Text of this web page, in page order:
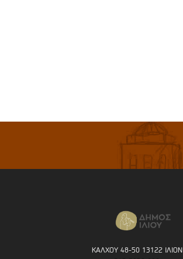
ΚΑΛΧΟΥ 48-50 13122 ΙΛΙΟΝ